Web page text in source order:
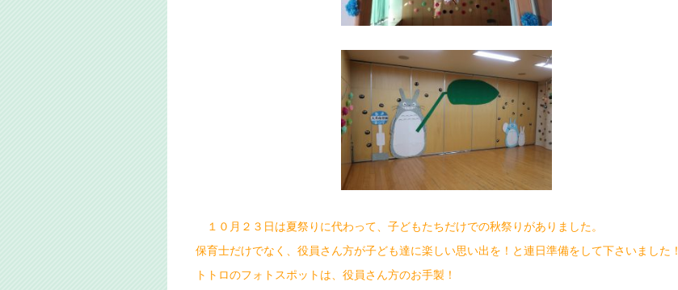
１０月２３日は夏祭りに代わって、子どもたちだけでの秋祭りがありました。
保育士だけでなく、役員さん方が子ども達に楽しい思い出を！と連日準備をして下さいました！
トトロのフォトスポットは、役員さん方のお手製！